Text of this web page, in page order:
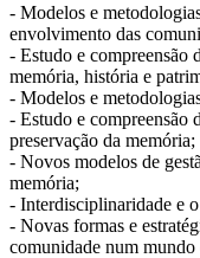
- Modelos e
envolvimento das
- Estudo e compreensão
memória, história e
- Modelos e
- Estudo e compreensão
preservação da memória;
- Novos modelos de
memória;
- Interdisciplinaridade e
- Novas formas e
comunidade num